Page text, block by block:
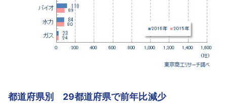
都道府県別 29都道府県で前年比減少